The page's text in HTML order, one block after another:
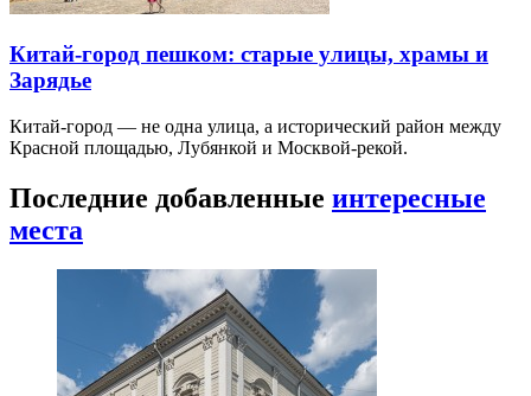
Китай-город пешком: старые улицы, храмы и
Зарядье
Китай-город — не одна улица, а исторический район между
Красной площадью, Лубянкой и Москвой-рекой.
Последние добавленные интересные
места